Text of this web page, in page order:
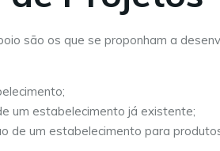
são os que se proponham a
um estabelecimento já existente;
de um estabelecimento para